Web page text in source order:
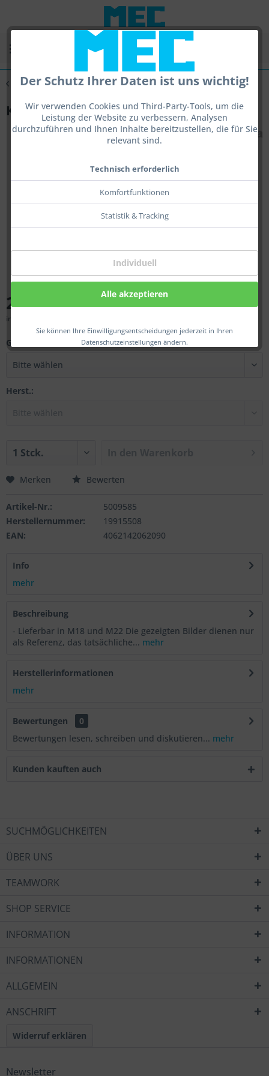
Der Schutz Ihrer Daten ist uns wichtig!
Wir verwenden Cookies und Third-Party-Tools, um die
Leistung der Website zu verbessern, Analysen
durchzuführen und Ihnen Inhalte bereitzustellen, die für Sie
relevant sind.
Technisch erforderlich
Komfortfunktionen
Statistik & Tracking
Individuell
Alle akzeptieren
Sie können Ihre Einwilligungsentscheidungen jederzeit in Ihren
Datenschutzeinstellungen ändern.
Übersicht Kornoptiken
Kornoptik vario-integral
247,00 € *
inkl. MwSt.
Gew.:
Herst.:
Merken Bewerten
Artikel-Nr.:
5009585
Herstellernummer:
19915508
EAN:
4062142062090
Info
mehr
Beschreibung
- Lieferbar in M18 und M22 Die gezeigten Bilder dienen nur
als Referenz, das tatsächliche... mehr
Herstellerinformationen
mehr
Bewertungen
0
Bewertungen lesen, schreiben und diskutieren... mehr
Kunden kauften auch
SUCHMÖGLICHKEITEN
ÜBER UNS
TEAMWORK
SHOP SERVICE
INFORMATION
INFORMATIONEN
ALLGEMEIN
ANSCHRIFT
Widerruf erklären
Newsletter